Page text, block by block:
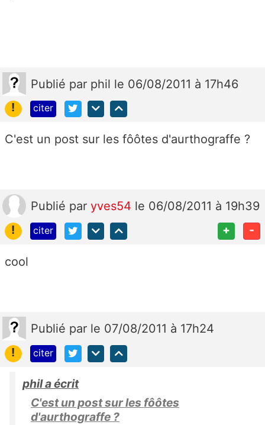
Publié par phil le 06/08/2011 à 17h46
!
citer
C'est un post sur les fôôtes d'aurthograffe ?
Publié par yves54 le 06/08/2011 à 19h39
!
citer + -
cool
Publié par le 07/08/2011 à 17h24
!
citer
phil a écrit
C'est un post sur les fôôtes
d'aurthograffe ?